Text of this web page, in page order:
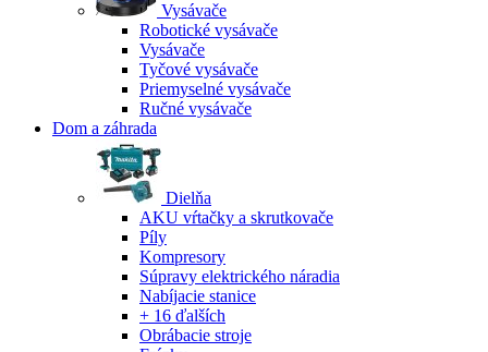
Vysávače
Robotické vysávače
Vysávače
Tyčové vysávače
Priemyselné vysávače
Ručné vysávače
Dom a záhrada
Dielňa
AKU vŕtačky a skrutkovače
Píly
Kompresory
Súpravy elektrického náradia
Nabíjacie stanice
+ 16 ďalších
Obrábacie stroje